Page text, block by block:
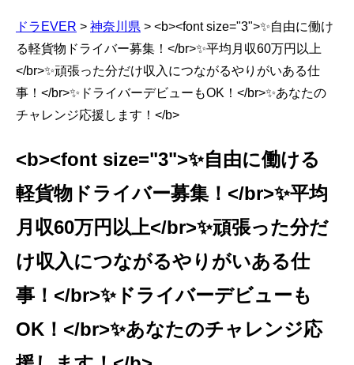
ドラEVER > 神奈川県 > <b><font size="3">✨自由に働け
る軽貨物ドライバー募集！</br>✨平均月収60万円以上
</br>✨頑張った分だけ収入につながるやりがいある仕
事！</br>✨ドライバーデビューもOK！</br>✨あなたの
チャレンジ応援します！</b>
<b><font size="3">✨自由に働ける
軽貨物ドライバー募集！</br>✨平均
月収60万円以上</br>✨頑張った分だ
け収入につながるやりがいある仕
事！</br>✨ドライバーデビューも
OK！</br>✨あなたのチャレンジ応